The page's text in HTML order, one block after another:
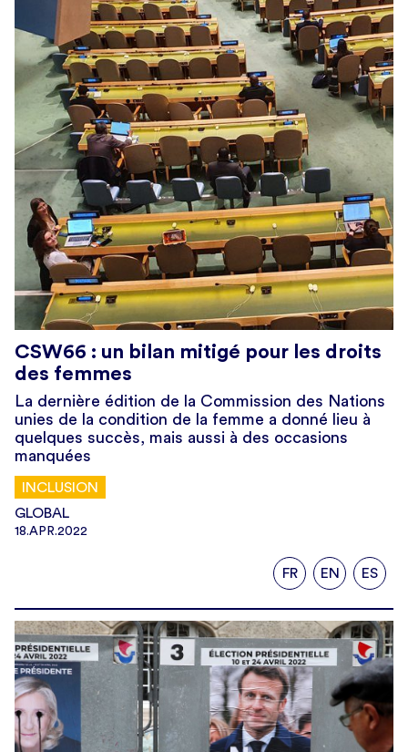
CSW66 : un bilan mitigé pour les droits
des femmes
La dernière édition de la Commission des Nations
unies de la condition de la femme a donné lieu à
quelques succès, mais aussi à des occasions
manquées
INCLUSION
GLOBAL
18.APR.2022
FR EN ES